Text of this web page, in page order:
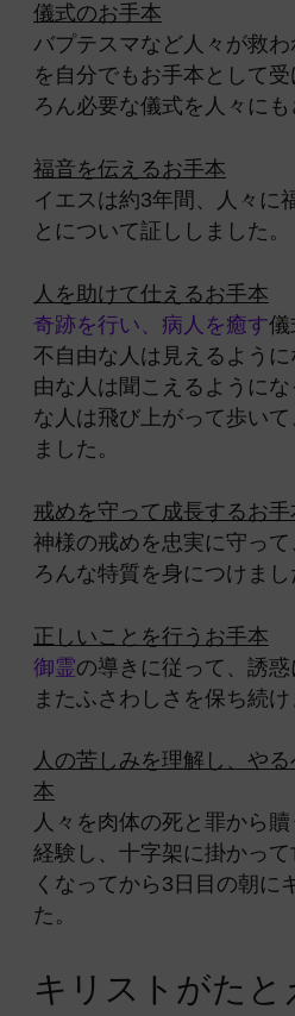
儀式のお手本
バプテスマなど人々が救
を自分でもお手本として
ろん必要な儀式を人々にも
福音を伝えるお手本
イエスは約3年間、人々に
とについて証ししました。
人を助けて仕えるお手本
奇跡を行い、病人を癒す儀
不自由な人は見えるよう
由な人は聞こえるように
な人は飛び上がって歩い
ました。
戒めを守って成長するお手
神様の戒めを忠実に守っ
ろんな特質を身につけまし
正しいことを行うお手本
御霊の導きに従って、誘惑
またふさわしさを保ち続け
人の苦しみを理解し、や
本
人々を肉体の死と罪から
経験し、十字架に掛かっ
くなってから3日目の朝に
た。
キリストがたと